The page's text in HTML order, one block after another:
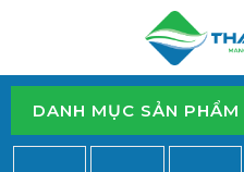
DANH MỤC SẢN PHẨM